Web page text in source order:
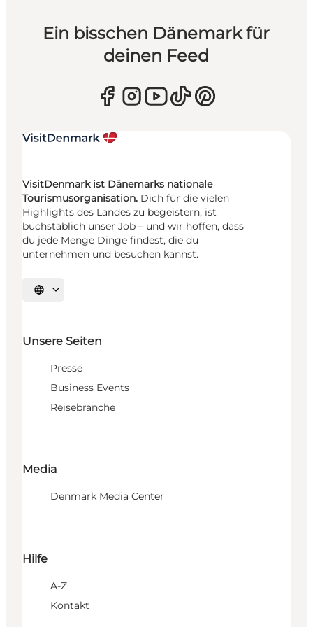
Ein bisschen Dänemark für
deinen Feed
VisitDenmark ist Dänemarks nationale
Tourismusorganisation. Dich für die vielen
Highlights des Landes zu begeistern, ist
buchstäblich unser Job – und wir hoffen, dass
du jede Menge Dinge findest, die du
unternehmen und besuchen kannst.
Sprache auswählen
Unsere Seiten
Presse
Business Events
Reisebranche
Media
Denmark Media Center
Hilfe
A-Z
Kontakt